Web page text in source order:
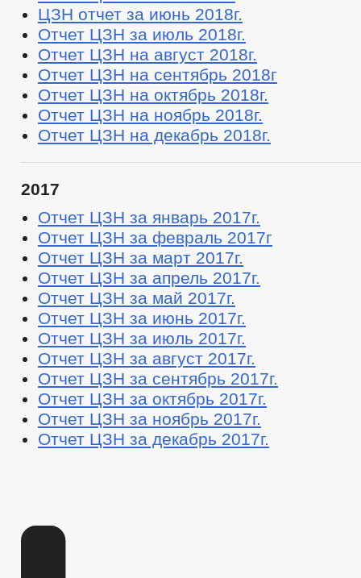
ЦЗН отчет за июнь 2018г.
Отчет ЦЗН за июль 2018г.
Отчет ЦЗН на август 2018г.
Отчет ЦЗН на сентябрь 2018г
Отчет ЦЗН на октябрь 2018г.
Отчет ЦЗН на ноябрь 2018г.
Отчет ЦЗН на декабрь 2018г.
2017
Отчет ЦЗН за январь 2017г.
Отчет ЦЗН за февраль 2017г
Отчет ЦЗН за март 2017г.
Отчет ЦЗН за апрель 2017г.
Отчет ЦЗН за май 2017г.
Отчет ЦЗН за июнь 2017г.
Отчет ЦЗН за июль 2017г.
Отчет ЦЗН за август 2017г.
Отчет ЦЗН за сентябрь 2017г.
Отчет ЦЗН за октябрь 2017г.
Отчет ЦЗН за ноябрь 2017г.
Отчет ЦЗН за декабрь 2017г.